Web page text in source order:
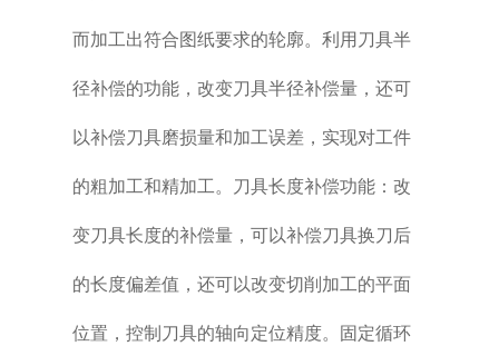
而加工出符合图纸要求的轮廓。利用刀具半
径补偿的功能，改变刀具半径补偿量，还可
以补偿刀具磨损量和加工误差，实现对工件
的粗加工和精加工。刀具长度补偿功能：改
变刀具长度的补偿量，可以补偿刀具换刀后
的长度偏差值，还可以改变切削加工的平面
位置，控制刀具的轴向定位精度。固定循环